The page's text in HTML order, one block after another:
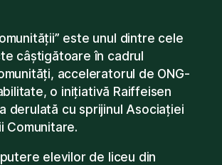
este unul dintre cele
câștigătoare în cadrul
acceleratorul de ONG-
o inițiativă Raiffeisen
derulată cu sprijinul Asociației
Comunitare.
elevilor de liceu din